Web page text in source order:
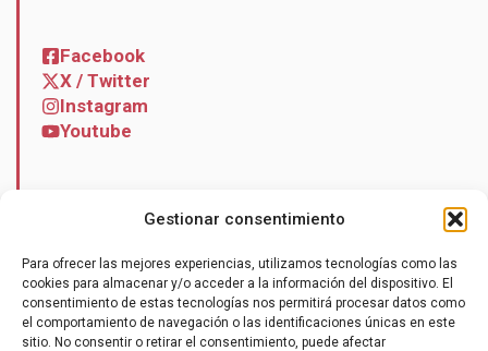
Gestionar consentimiento
Para ofrecer las mejores experiencias, utilizamos tecnologías como las
cookies para almacenar y/o acceder a la información del dispositivo. El
consentimiento de estas tecnologías nos permitirá procesar datos como
el comportamiento de navegación o las identificaciones únicas en este
sitio. No consentir o retirar el consentimiento, puede afectar
Facebook
X / Twitter
Instagram
Youtube
Contacto